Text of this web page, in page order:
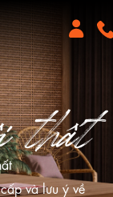
thất
và lưu ý về